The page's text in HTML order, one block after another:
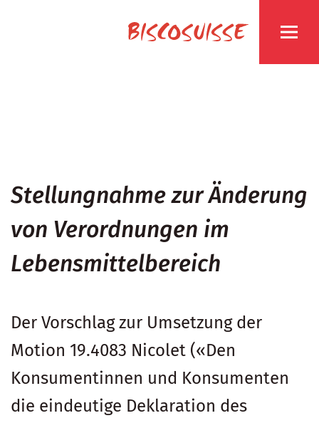
Stellungnahme zur Änderung
von Verordnungen im
Lebensmittelbereich
Der Vorschlag zur Umsetzung der
Motion 19.4083 Nicolet («Den
Konsumentinnen und Konsumenten
die eindeutige Deklaration des